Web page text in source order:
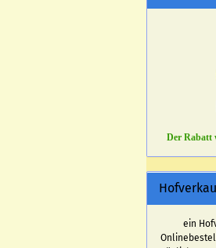
Der Rabatt
ein